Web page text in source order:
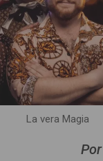
La vera Magia
Por